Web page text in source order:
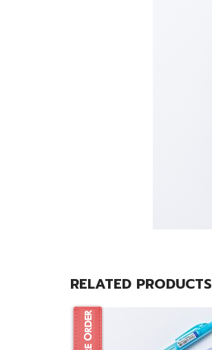
RELATED PRODUCTS